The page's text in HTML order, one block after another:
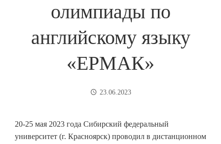
олимпиады по
английскому языку
«ЕРМАК»
23.06.2023
20-25 мая 2023 года Сибирский федеральный
университет (г. Красноярск) проводил в дистанционном